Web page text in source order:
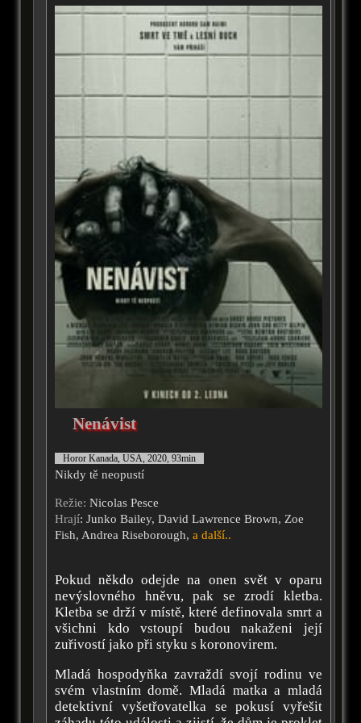
Nenávist
Horor Kanada, USA, 2020, 93min
Nikdy tě neopustí
Režie: Nicolas Pesce
Hrají: Junko Bailey, David Lawrence Brown, Zoe
Fish, Andrea Riseborough, a další..
Pokud někdo odejde na onen svět v oparu
nevýslovného hněvu, pak se zrodí kletba.
Kletba se drží v místě, které definovala smrt a
všichni kdo vstoupí budou nakaženi její
zuřivostí jako při styku s koronovirem.
Mladá hospodyňka zavraždí svojí rodinu ve
svém vlastním domě. Mladá matka a mladá
detektivní vyšetřovatelka se pokusí vyřešit